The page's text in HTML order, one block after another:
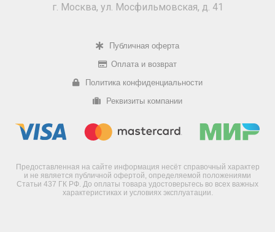
г. Москва, ул. Мосфильмовская, д. 41
Публичная оферта
Оплата и возврат
Политика конфиденциальности
Реквизиты компании
Предоставленная на сайте информация несёт справочный характер
и не является публичной офертой, определяемой положениями
Статьи 437 ГК РФ. До оплаты товара удостоверьтесь во всех важных
характеристиках и условиях эксплуатации.